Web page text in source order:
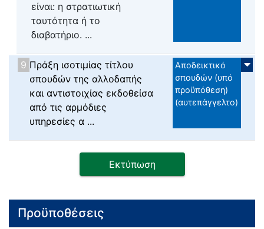
είναι: η στρατιωτική
ταυτότητα ή το
διαβατήριο. ...
9 Πράξη ισοτιμίας τίτλου
σπουδών της αλλοδαπής
και αντιστοιχίας εκδοθείσα
από τις αρμόδιες
υπηρεσίες α ...
Αποδεικτικό
σπουδών (υπό
προϋπόθεση)
(αυτεπάγγελτο)
Εκτύπωση
Προϋποθέσεις